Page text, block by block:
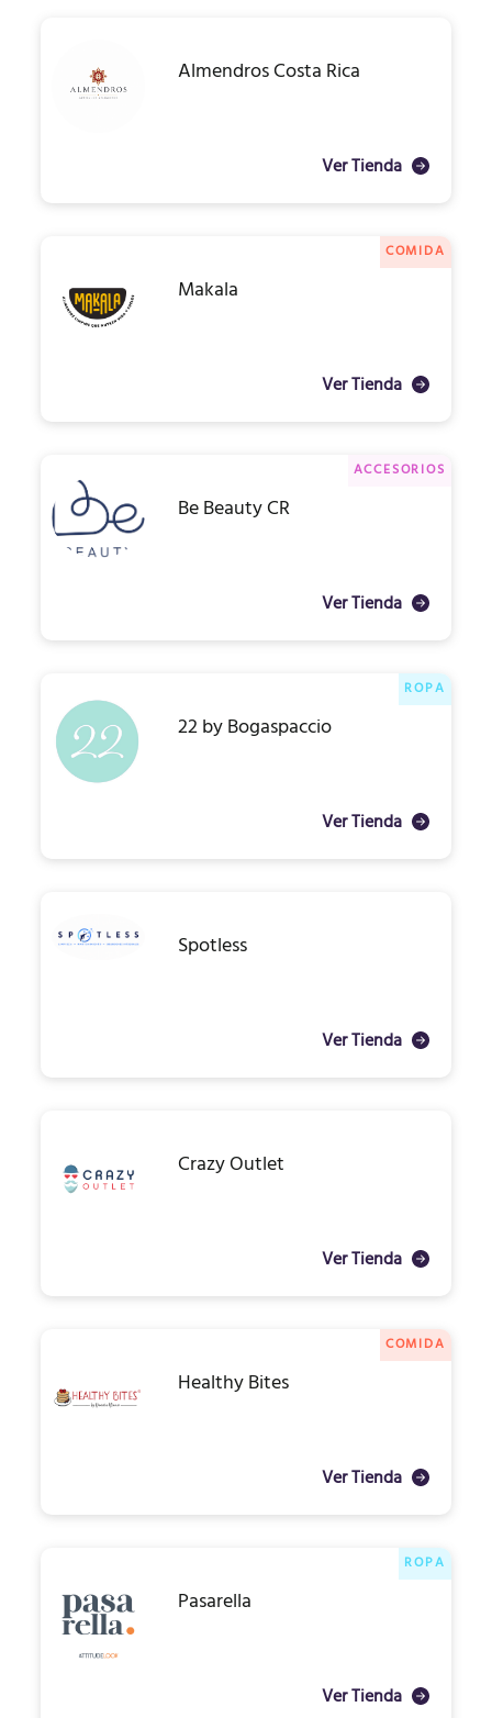
Almendros Costa Rica
Ver Tienda
COMIDA
Makala
Ver Tienda
ACCESORIOS
Be Beauty CR
Ver Tienda
ROPA
22 by Bogaspaccio
Ver Tienda
Spotless
Ver Tienda
Crazy Outlet
Ver Tienda
COMIDA
Healthy Bites
Ver Tienda
ROPA
Pasarella
Ver Tienda